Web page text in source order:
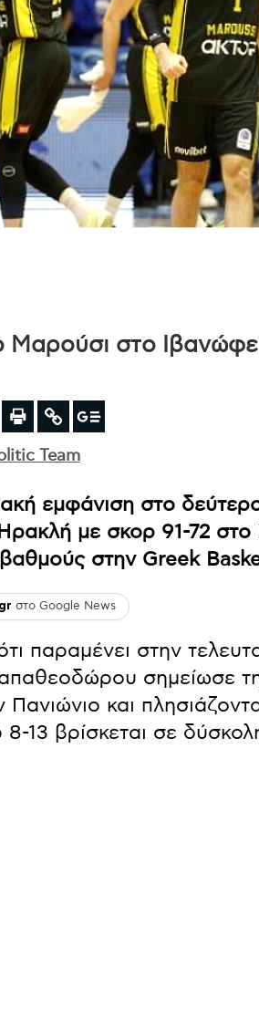
Μαρούσι στο
Team
εμφάνιση στο
με σκορ 91-72 στο
βαθμούς στην Greek
στο Google News
παραμένει στην
σημείωσε
Πανιώνιο και
13 βρίσκεται σε